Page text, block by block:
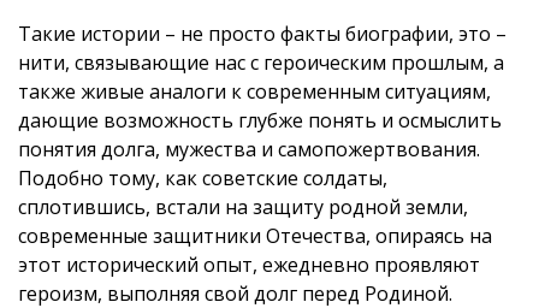
Такие истории – не просто факты биографии, это –
нити, связывающие нас с героическим прошлым, а
также живые аналоги к современным ситуациям,
дающие возможность глубже понять и осмыслить
понятия долга, мужества и самопожертвования.
Подобно тому, как советские солдаты,
сплотившись, встали на защиту родной земли,
современные защитники Отечества, опираясь на
этот исторический опыт, ежедневно проявляют
героизм, выполняя свой долг перед Родиной.